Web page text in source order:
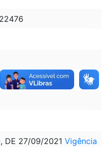
, DE 27/09/2021 Vigência